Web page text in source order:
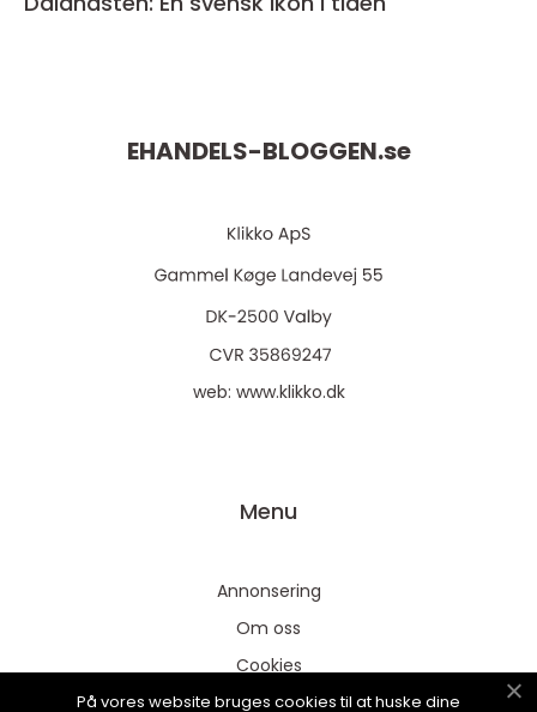
EHANDELS-BLOGGEN.se
web: www.klikko.dk
Menu
Annonsering
Om oss
Cookies
Kontakta oss
På vores website bruges cookies til at huske dine